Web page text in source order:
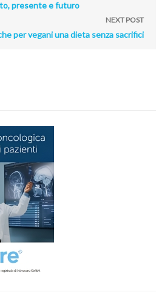
presente e futuro
NEXT POST
per vegani una dieta senza sacrifici